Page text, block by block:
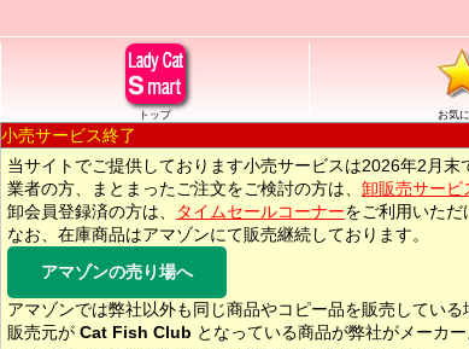
トップ お気
小売サービス終了
当サイトでご提供しております小売サービスは2026年2月末
業者の方、まとまったご注文をご検討の方は、 卸販売サービ
卸会員登録済の方は、
タイムセールコーナーをご利用いただ
なお、在庫商品はアマゾンにて販売継続しております。
アマゾンの売り場へ
アマゾンでは弊社以外も同じ商品やコピー品を販売している
販売元が Cat Fish Club となっている商品が弊社がメーカ